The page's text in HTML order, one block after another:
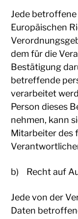
Jede
Europäischen
dem für die
Bestätigung
betreffende
verarbeitet
Person dieses
nehmen, kann
Mitarbeiter des
b) Recht auf
Jede von der
Daten